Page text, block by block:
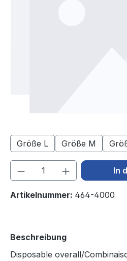
Größe L Größe M
Produkt Anzahl: In
Artikelnummer: 464-4000
Beschreibung
Disposable overall/